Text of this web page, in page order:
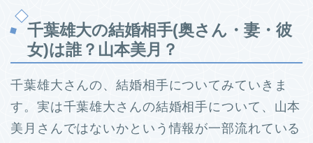
千葉雄大の結婚相手(奥さん・妻・彼
女)は誰？山本美月？
千葉雄大さんの、結婚相手についてみていきま
す。 実は千葉雄大さんの結婚相手について、山本
美月さんではないかという情報が一部流れている